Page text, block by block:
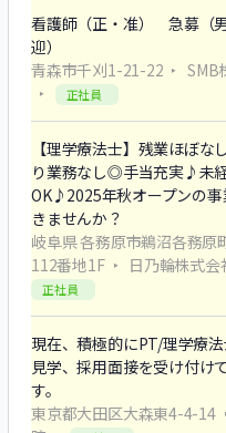
看護師（正・准） 急募（
迎）
青森市千刈1-21-22
SMB
正社員
【理学療法士】残業ほぼな
り業務なし◎手当充実♪未
OK♪2025年秋オープンの
きませんか？
岐阜県 各務原市鵜沼各務原
112番地1F
日乃輪株式会
正社員
現在、積極的にPT/理学療
見学、採用面接を受け付け
す。
東京都大田区大森東4-4-14